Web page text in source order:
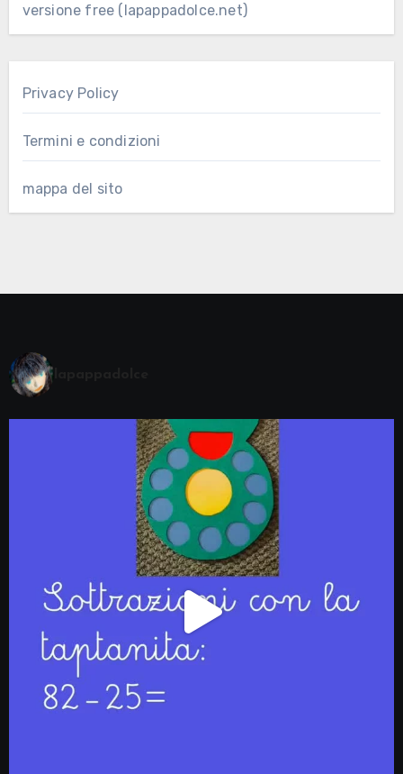
versione free (lapappadolce.net)
Privacy Policy
Termini e condizioni
mappa del sito